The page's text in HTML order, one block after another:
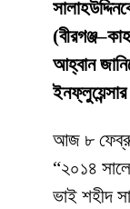
আহ্বান
আজ ৮
“২০১৪
ভাই শহীদ